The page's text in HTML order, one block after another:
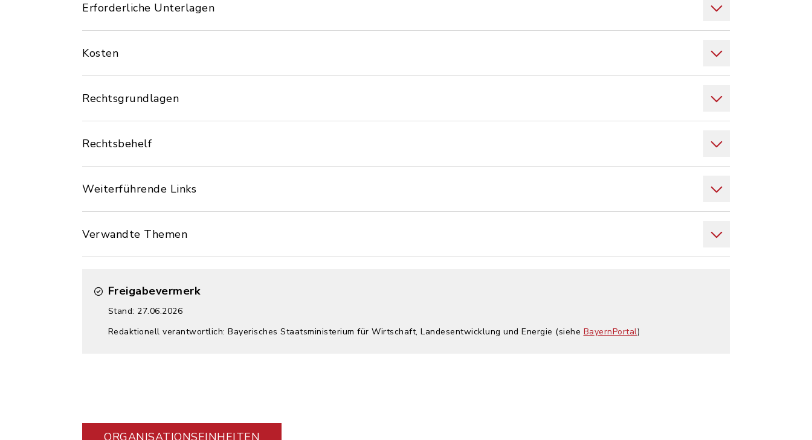
Erforderliche Unterlagen
Kosten
Rechtsgrundlagen
Rechtsbehelf
Weiterführende Links
Verwandte Themen
Freigabevermerk
Stand: 27.06.2026
Redaktionell verantwortlich: Bayerisches Staatsministerium für Wirtschaft, Landesentwicklung und Energie (siehe BayernPortal)
ORGANISATIONS­EINHEITEN